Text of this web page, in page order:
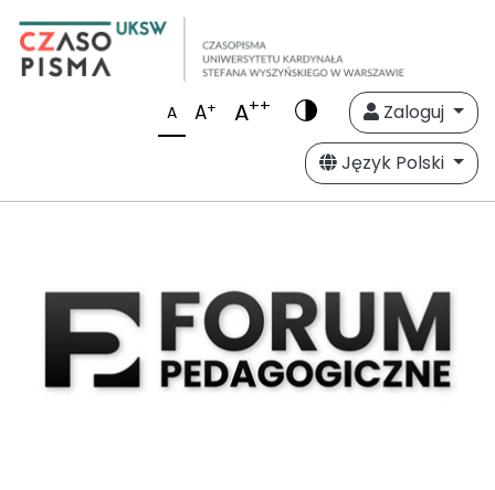
A A+ A++
Zaloguj
Język Polski